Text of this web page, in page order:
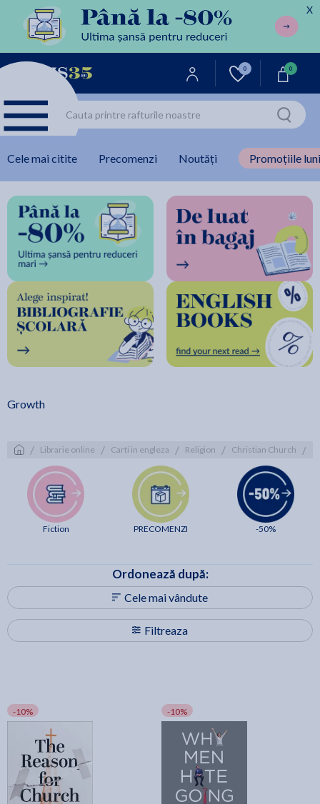
X
0 0
Cele mai citite Precomenzi Noutăți Promoțiile
Growth
/ Librarie online / Carti in engleza / Religion / Christian Church /
Fiction PRECOMENZI -50%
Filtreaza
Ordonează după:
Cele mai vândute
-10% -10%